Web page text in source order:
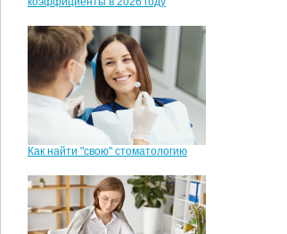
Как найти "свою" стоматологию